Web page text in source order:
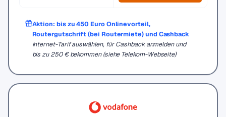
Aktion: bis zu 450 Euro Onlinevorteil,
Routergutschrift (bei Routermiete) und Cashback
Internet-Tarif auswählen, für Cashback anmelden und
bis zu 250 € bekommen (siehe Telekom-Webseite)